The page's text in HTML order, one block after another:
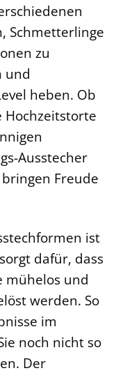
Schmetterlinge
zu
und
heben. Ob
Ausstecher
Freude
ist
dafür, dass
mühelos und
werden. So
im
noch nicht so
Der